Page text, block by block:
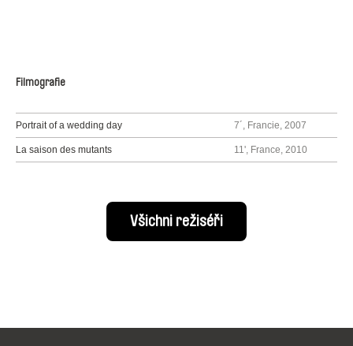
Filmografie
Portrait of a wedding day 7´, Francie, 2007
La saison des mutants 11', France, 2010
Všichni režiséři